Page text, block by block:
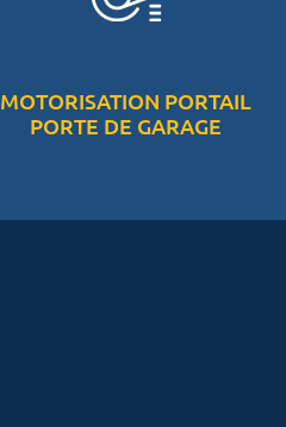
MOTORISATION PORTAIL
PORTE DE GARAGE